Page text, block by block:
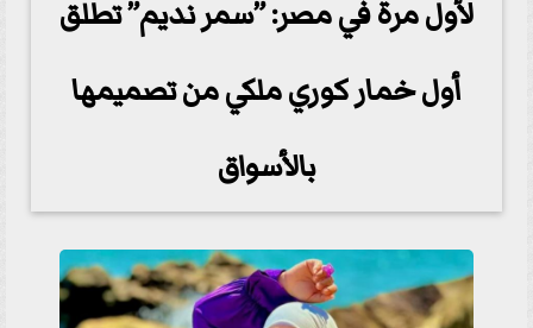
لأول مرة في مصر: ”سمر نديم” تطلق
أول خمار كوري ملكي من تصميمها
بالأسواق